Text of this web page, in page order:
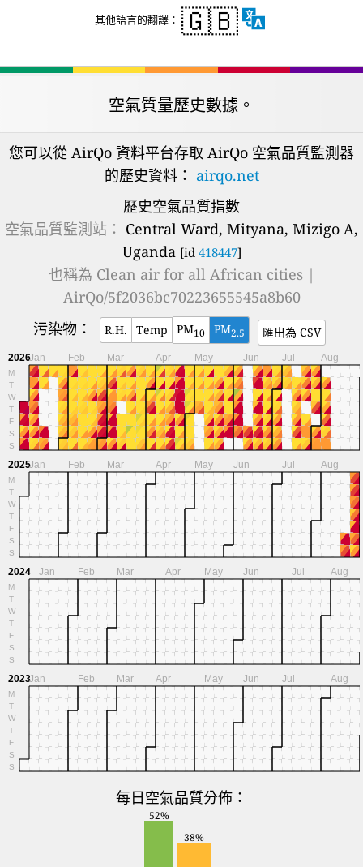
其他語言的翻譯： 🇬🇧
空氣質量歷史數據。
您可以從 AirQo 資料平台存取 AirQo 空氣品質監測器
的歷史資料： airqo.net
歷史空氣品質指數
空氣品質監測站： Central Ward, Mityana, Mizigo A,
Uganda [id 418447]
也稱為 Clean air for all African cities |
AirQo/5f2036bc70223655545a8b60
污染物：
R.H. Temp PM10 PM2.5 匯出為 CSV
2026
M
T
W
T
F
S
S
Jan Feb Mar Apr May Jun Jul Aug
2025
M
T
W
T
F
S
S
Jan Feb Mar Apr May Jun Jul Aug
2024
M
T
W
T
F
S
S
Jan Feb Mar Apr May Jun Jul Aug
2023
M
T
W
T
F
S
S
Jan Feb Mar Apr May Jun Jul Aug
每日空氣品質分佈：
52%
38%